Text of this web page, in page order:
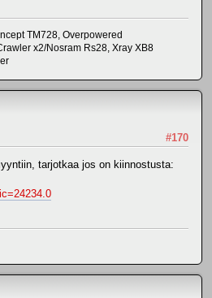
TM728, Overpowered
x2/Nosram Rs28, Xray XB8
#170
tarjotkaa jos on kiinnostusta: